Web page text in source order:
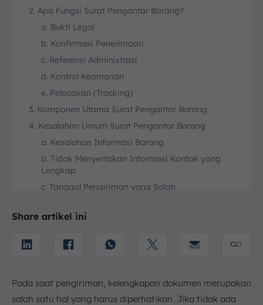
2. Apa Fungsi Surat Pengantar Barang?
a. Bukti Legal
b. Konfirmasi Penerimaan
c. Referensi Administrasi
d. Kontrol Keamanan
e. Pelacakan (Tracking)
3. Komponen Utama Surat Pengantar Barang
4. Kesalahan Umum Surat Pengantar Barang
a. Kesalahan Informasi Barang
b. Tidak Menyertakan Informasi Kontak yang
Lengkap
c. Tanggal Pengiriman yang Salah
Penanganan Barang
5. Contoh Surat Pengantar Barang
FAQ:
Share artikel ini
Pada saat pengiriman, kelengkapan dokumen merupakan
salah satu hal yang harus diperhatikan. Jika tidak ada